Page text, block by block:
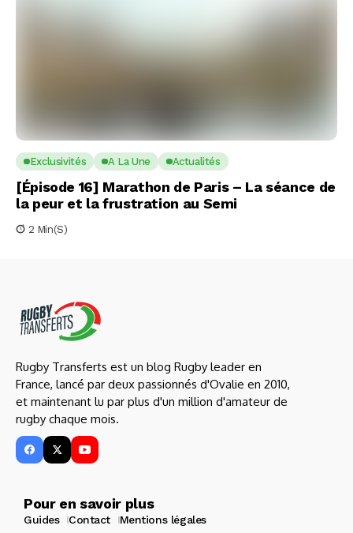
Exclusivités A La Une Actualités
[Épisode 16] Marathon de Paris – La séance de
la peur et la frustration au Semi
2 Min(s)
Rugby Transferts est un blog Rugby leader en
France, lancé par deux passionnés d'Ovalie en 2010,
et maintenant lu par plus d'un million d'amateur de
rugby chaque mois.
Pour en savoir plus
Guides Contact Mentions légales